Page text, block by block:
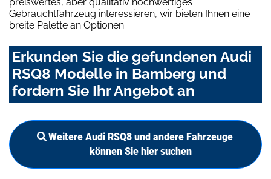
Gebrauchtfahrzeug interessieren, wir bieten Ihnen eine
breite Palette an Optionen.
Erkunden Sie die gefundenen Audi
RSQ8 Modelle in Bamberg und
fordern Sie Ihr Angebot an
Weitere Audi RSQ8 und andere Fahrzeuge
können Sie hier suchen